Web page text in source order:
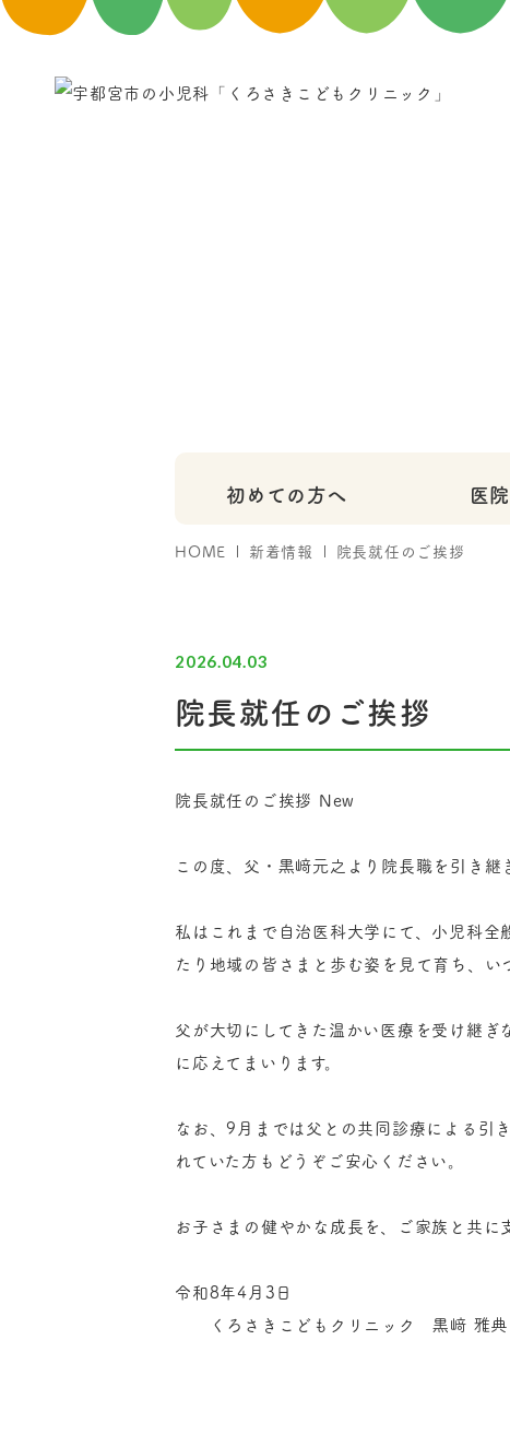
初めての方へ 医
HOME 新着情報 院長就任のご挨拶
2026.04.03
院長就任のご挨拶
院長就任のご挨拶 New
この度、父・黒﨑元之より院長職を引き継
私はこれまで自治医科大学にて、小児科
たり地域の皆さまと歩む姿を見て育ち、い
父が大切にしてきた温かい医療を受け継
に応えてまいります。
なお、9月までは父との共同診療による引
れていた方もどうぞご安心ください。
お子さまの健やかな成長を、ご家族と共に
令和8年4月3日
くろさきこどもクリニック 黒﨑 雅典